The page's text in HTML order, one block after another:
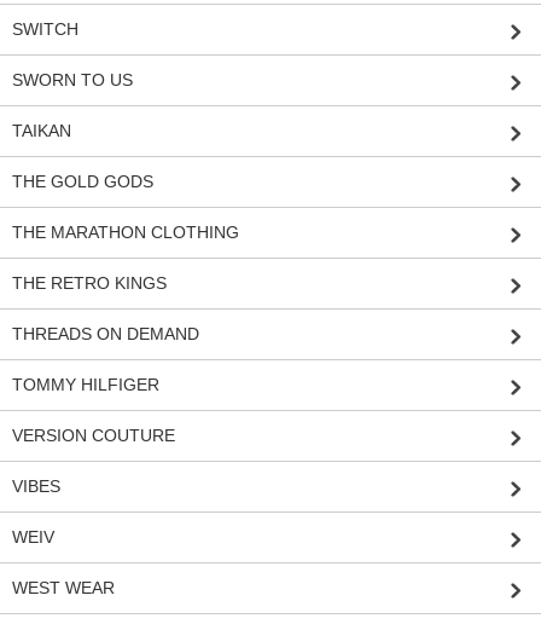
SWITCH
SWORN TO US
TAIKAN
THE GOLD GODS
THE MARATHON CLOTHING
THE RETRO KINGS
THREADS ON DEMAND
TOMMY HILFIGER
VERSION COUTURE
VIBES
WEIV
WEST WEAR